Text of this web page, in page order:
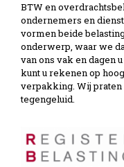
BTW en
ondernemers en
vormen beide
onderwerp, waar we
van ons vak en dagen
kunt u rekenen op
verpakking. Wij praten
tegengeluid.